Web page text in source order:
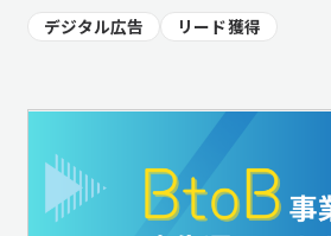
デジタル広告 リード獲得